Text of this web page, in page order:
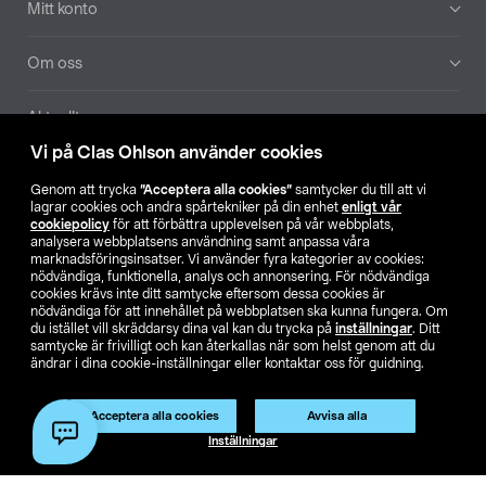
Vi på Clas Ohlson använder cookies
Genom att trycka ”Acceptera alla cookies” samtycker du till att vi
lagrar cookies och andra spårtekniker på din enhet enligt vår
cookiepolicy för att förbättra upplevelsen på vår webbplats,
analysera webbplatsens användning samt anpassa våra
marknadsföringsinsatser. Vi använder fyra kategorier av cookies:
nödvändiga, funktionella, analys och annonsering. För nödvändiga
cookies krävs inte ditt samtycke eftersom dessa cookies är
nödvändiga för att innehållet på webbplatsen ska kunna fungera. Om
du istället vill skräddarsy dina val kan du trycka på inställningar. Ditt
samtycke är frivilligt och kan återkallas när som helst genom att du
ändrar i dina cookie-inställningar eller kontaktar oss för guidning.
Acceptera alla cookies Avvisa alla
Inställningar
Mitt konto
Om oss
Aktuellt
Hitta butik
SE NO FI
Köpvillkor Privacy statement Klubbvillkor
För företag
Ändra till priser exklusive moms